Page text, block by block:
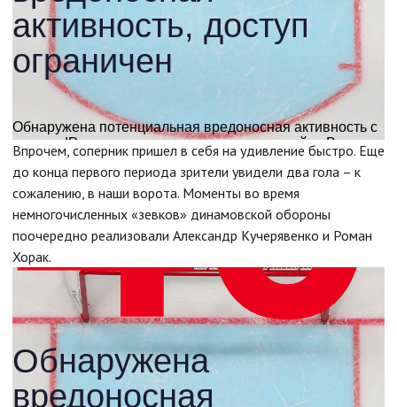
Впрочем, соперник пришел в себя на удивление быстро. Еще
до конца первого периода зрители увидели два гола – к
сожалению, в наши ворота. Моменты во время
немногочисленных «зевков» динамовской обороны
поочередно реализовали Александр Кучерявенко и Роман
Хорак.